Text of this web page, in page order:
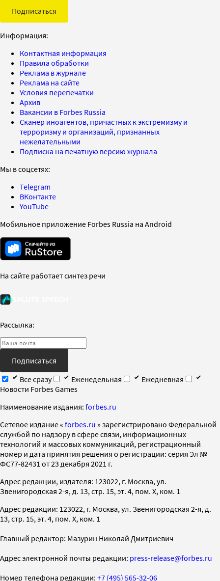
Подписаться
Информация:
Контактная информация
Правила обработки
Реклама в журнале
Реклама на сайте
Условия перепечатки
Архив
Вакансии в Forbes Russia
Сканер иноагентов, причастных к экстремизму и
терроризму и организаций, признанных
нежелательными
Подписка на печатную версию журнала
Мы в соцсетях:
Telegram
ВКонтакте
YouTube
Мобильное приложение Forbes Russia на Android
На сайте работает синтез речи
Рассылка:
Подписаться
Все сразу
Еженедельная
Ежедневная
Новости Forbes Games
Наименование издания: forbes.ru
Cетевое издание « forbes.ru » зарегистрировано Федеральной
службой по надзору в сфере связи, информационных
технологий и массовых коммуникаций, регистрационный
номер и дата принятия решения о регистрации: серия Эл №
ФС77-82431 от 23 декабря 2021 г.
Адрес редакции, издателя: 123022, г. Москва, ул.
Звенигородская 2-я, д. 13, стр. 15, эт. 4, пом. X, ком. 1
Адрес редакции: 123022, г. Москва, ул. Звенигородская 2-я, д.
13, стр. 15, эт. 4, пом. X, ком. 1
Главный редактор: Мазурин Николай Дмитриевич
Адрес электронной почты редакции: press-release@forbes.ru
Номер телефона редакции: +7 (495) 565-32-06